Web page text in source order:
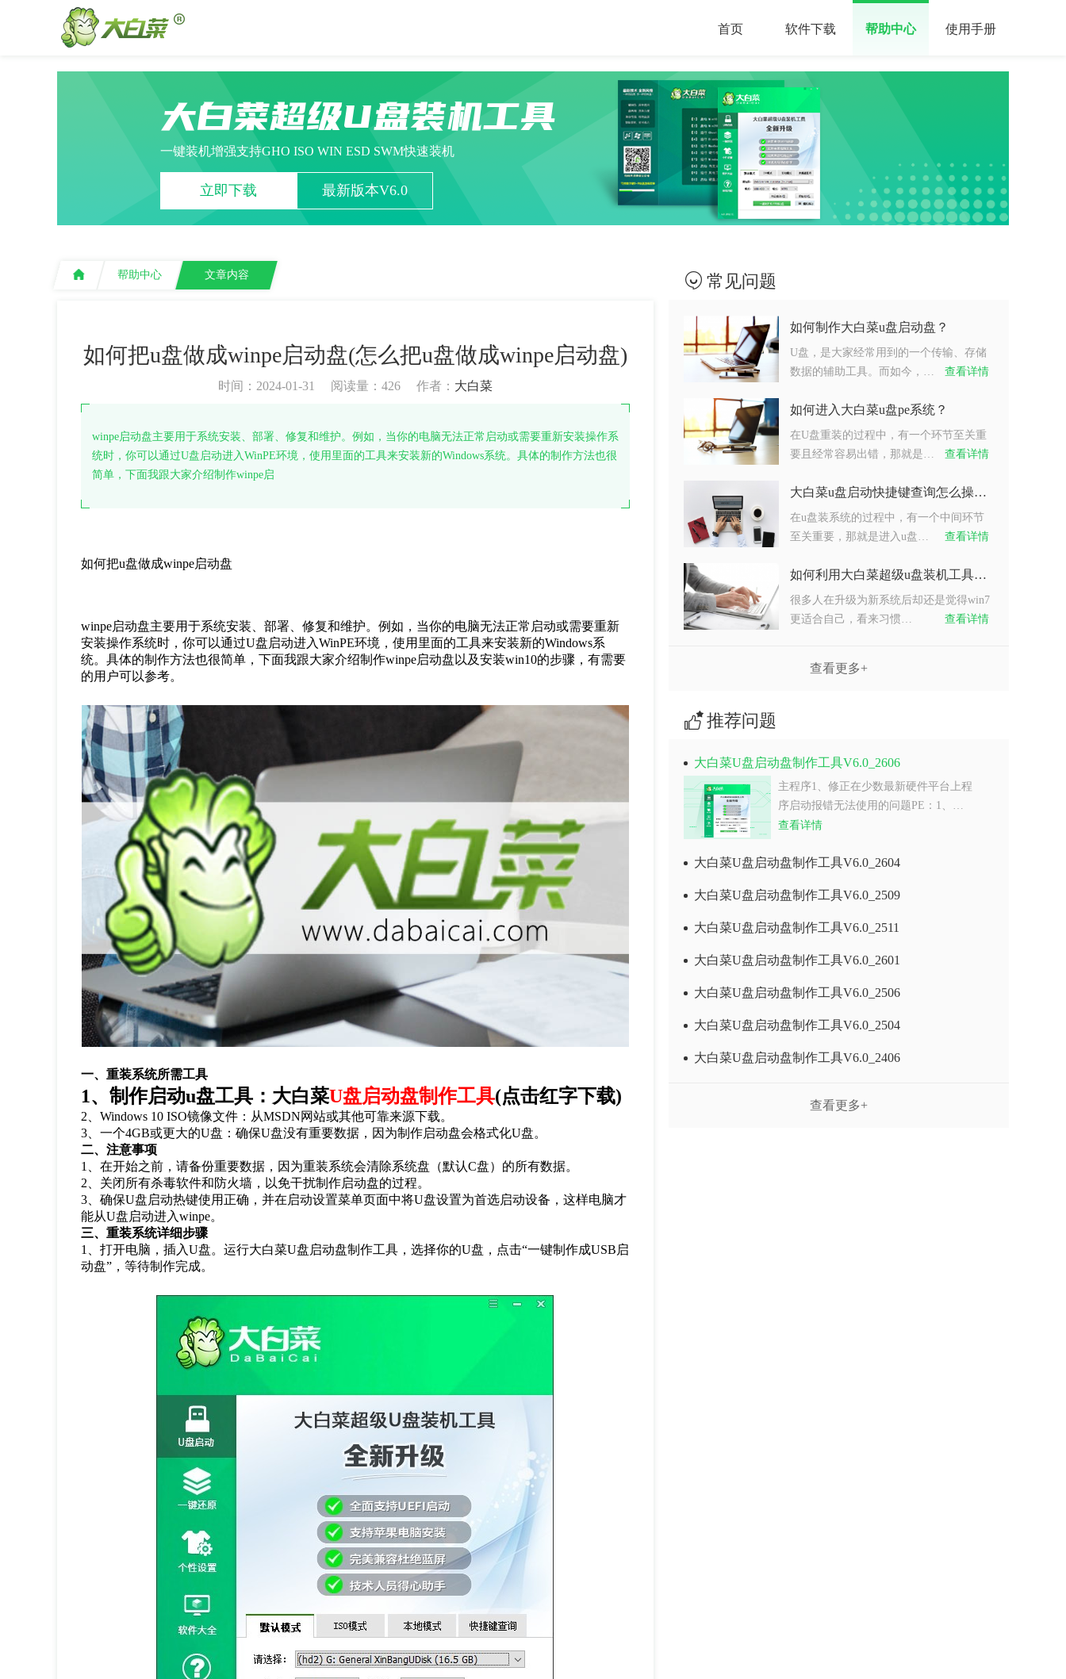
首页 软件下载 帮助中心 使用手册
大白菜超级U盘装机工具
一键装机增强支持GHO ISO WIN ESD SWM快速装机
立即下载 最新版本V6.0
帮助中心 文章内容
如何把u盘做成winpe启动盘(怎么把u盘做成winpe启动盘)
时间：2024-01-31 阅读量： 426 作者： 大白菜
winpe启动盘主要用于系统安装、部署、修复和维护。例如，当你的电脑无法正常启动或需要重新安装操作系
统时，你可以通过U盘启动进入WinPE环境，使用里面的工具来安装新的Windows系统。具体的制作方法也很
简单，下面我跟大家介绍制作winpe启
如何把u盘做成winpe启动盘
winpe启动盘主要用于系统安装、部署、修复和维护。例如，当你的电脑无法正常启动或需要重新
安装操作系统时，你可以通过U盘启动进入WinPE环境，使用里面的工具来安装新的Windows系
统。具体的制作方法也很简单，下面我跟大家介绍制作winpe启动盘以及安装win10的步骤，有需要
的用户可以参考。
一、重装系统所需工具
1、制作启动u盘工具：大白菜U盘启动盘制作工具(点击红字下载)
2 、Windows 10 ISO镜像文件：从MSDN网站或其他可靠来源下载。
3 、一个4GB或更大的U盘：确保U盘没有重要数据，因为制作启动盘会格式化U盘。
二、注意事项
1
、在开始之前，请备份重要数据，因为重装系统会清除系统盘（默认C盘）的所有数据。
2 、关闭所有杀毒软件和防火墙，以免干扰制作启动盘的过程。
3 、确保U盘启动热键使用正确，并在启动设置菜单页面中将U盘设置为首选启动设备，这样电脑才
能从U盘启动进入winpe。
三、重装系统详细步骤
1
、打开电脑，插入U盘。运行大白菜U盘启动盘制作工具，选择你的U盘，点击“一键制作成USB 启
动盘” ，等待制作完成。
常见问题
如何制作大白菜u盘启动盘？
U盘，是大家经常用到的一个传输、存储
数据的辅助工具。而如今，…
查看详情
如何进入大白菜u盘pe系统？
在U盘重装的过程中，有一个环节至关重
要且经常容易出错，那就是…
查看详情
大白菜u盘启动快捷键查询怎么操作？
在u盘装系统的过程中，有一个中间环节
至关重要，那就是进入u盘…
查看详情
如何利用大白菜超级u盘装机工具重装系统win7？
很多人在升级为新系统后却还是觉得win7
更适合自己，看来习惯…
查看详情
查看更多+
推荐问题
大白菜U盘启动盘制作工具V6.0_2606
主程序1、修正在少数最新硬件平台上程
序启动报错无法使用的问题PE：1、…
查看详情
大白菜U盘启动盘制作工具V6.0_2604
大白菜U盘启动盘制作工具V6.0_2509
大白菜U盘启动盘制作工具V6.0_2511
大白菜U盘启动盘制作工具V6.0_2601
大白菜U盘启动盘制作工具V6.0_2506
大白菜U盘启动盘制作工具V6.0_2504
大白菜U盘启动盘制作工具V6.0_2406
查看更多+